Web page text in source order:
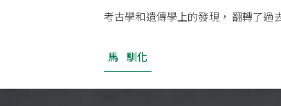
考古學和遺傳學上的發現， 翻轉了過
馬 馴化